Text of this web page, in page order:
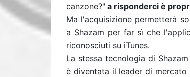
canzone?" a risponderci è
Ma l'acquisizione permetterà
a Shazam per far sì che
riconosciuti su iTunes.
La stessa tecnologia di
è diventata il leader di